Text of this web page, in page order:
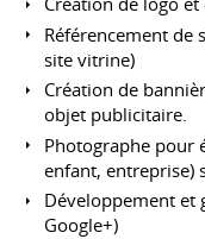
Référencement de
site vitrine)
Création de
objet publicitaire.
Photographe pour
enfant, entreprise)
Développement et
Google+)